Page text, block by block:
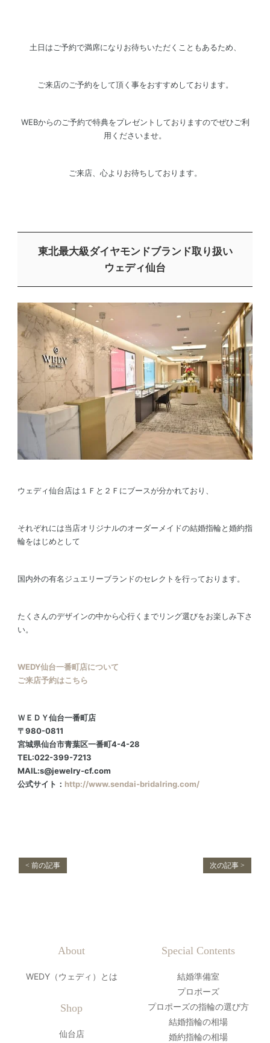
土日はご予約で満席になりお待ちいただくこともあるため、
ご来店のご予約をして頂く事をおすすめしております。
WEBからのご予約で特典をプレゼントしておりますのでぜひご利
用くださいませ。
ご来店、心よりお待ちしております。
東北最大級ダイヤモンドブランド取り扱い
ウェディ仙台
ウェディ仙台店は１Ｆと２Ｆにブースが分かれており、
それぞれには当店オリジナルのオーダーメイドの結婚指輪と婚約指
輪をはじめとして
国内外の有名ジュエリーブランドのセレクトを行っております。
たくさんのデザインの中から心行くまでリング選びをお楽しみ下さ
い。
WEDY仙台一番町店について
ご来店予約はこちら
ＷＥＤＹ仙台一番町店
〒980-0811
宮城県仙台市青葉区一番町4-4-28
TEL:022-399-7213
MAIL:s@jewelry-cf.com
公式サイト： http://www.sendai-bridalring.com/
< 前の記事 次の記事 >
About
WEDY（ウェディ）とは
Shop
仙台店
Special Contents
結婚準備室
プロポーズ
プロポーズの指輪の選び方
結婚指輪の相場
婚約指輪の相場